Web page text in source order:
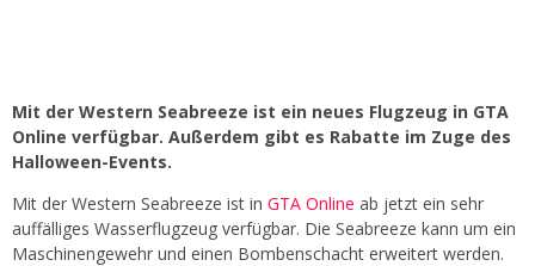
Mit der Western Seabreeze ist ein neues Flugzeug in GTA
Online verfügbar. Außerdem gibt es Rabatte im Zuge des
Halloween-Events.
Mit der Western Seabreeze ist in GTA Online ab jetzt ein sehr
auffälliges Wasserflugzeug verfügbar. Die Seabreeze kann um ein
Maschinengewehr und einen Bombenschacht erweitert werden.